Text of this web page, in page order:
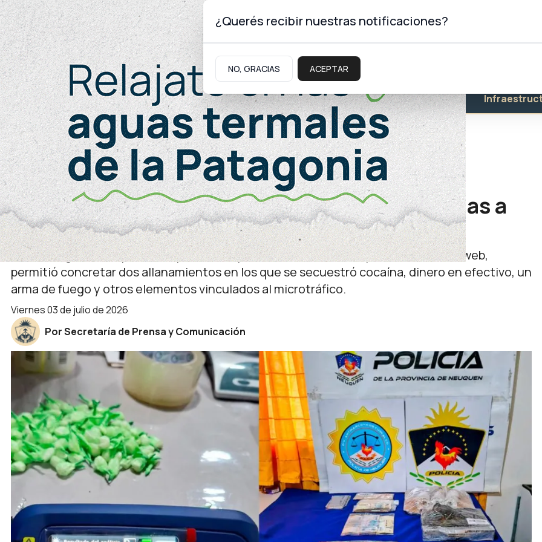
Viernes 7 deAgosto de 2026
Neuquinidad Gabinete Turismo Educación Salud
Seguridad
Cutral Co
Desarticularon dos puntos de venta de drogas a
partir de denuncias anónimas
La investigación, impulsada a partir de reportes realizados en la plataforma Narcoweb,
permitió concretar dos allanamientos en los que se secuestró cocaína, dinero en efectivo, un
arma de fuego y otros elementos vinculados al microtráfico.
viernes 03 de julio de 2026
Por Secretaría de Prensa y Comunicación
¿Querés recibir nuestras notificaciones?
NO, GRACIAS ACEPTAR